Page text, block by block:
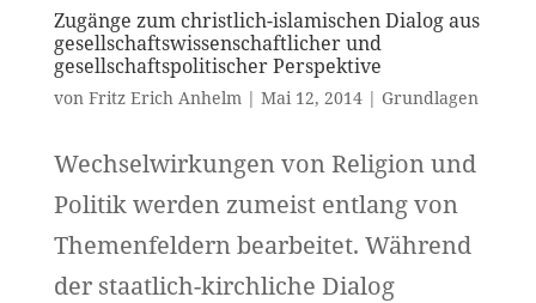
Zugänge zum christlich-islamischen Dialog aus
gesellschaftswissenschaftlicher und
gesellschaftspolitischer Perspektive
von Fritz Erich Anhelm| Mai 12, 2014| Grundlagen
Wechselwirkungen von Religion und
Politik werden zumeist entlang von
Themenfeldern bearbeitet. Während
der staatlich-kirchliche Dialog